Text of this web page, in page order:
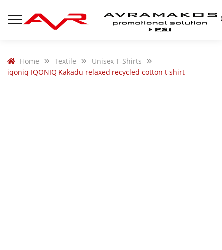
Home Textile
Unisex T-Shirts
iqoniq IQONIQ Kakadu relaxed recycled cotton t-shirt